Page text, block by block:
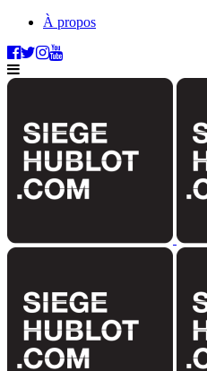
À propos